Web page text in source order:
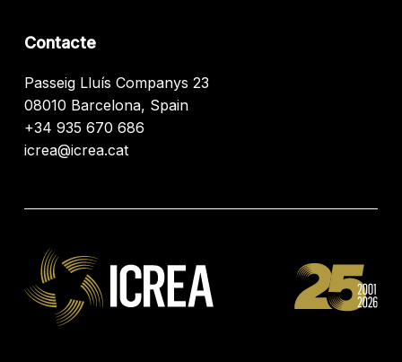
Contacte
Passeig Lluís Companys 23
08010 Barcelona, Spain
+34 935 670 686
icrea@icrea.cat